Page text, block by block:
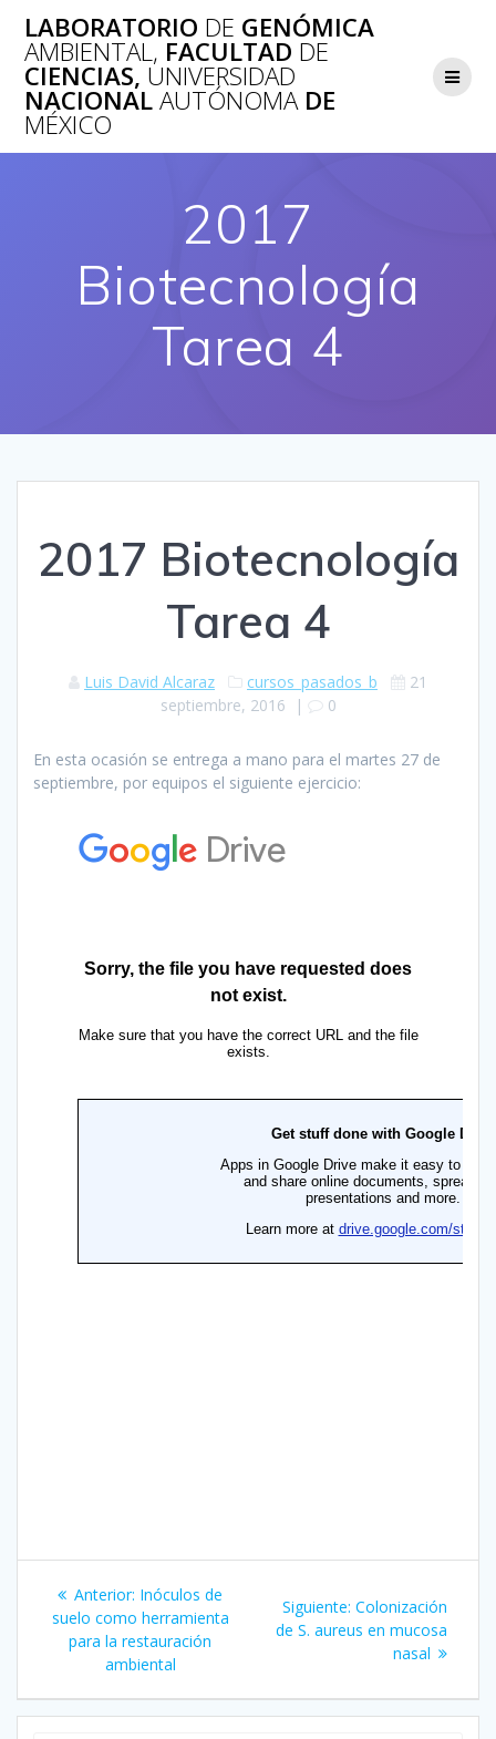
al
contenido
LABORATORIO DE GENÓMICA
AMBIENTAL, FACULTAD DE
CIENCIAS, UNIVERSIDAD
NACIONALAUTÓNOMADE
MÉXICO
2017
Biotecnología
Tarea 4
2017 Biotecnología
Tarea 4
Luis David Alcaraz cursos_pasados_b
21
septiembre, 2016 | 0
En esta ocasión se entrega a mano para el martes 27 de
septiembre, por equipos el siguiente ejercicio:
Navegación
de
entradas
Anterior: Entrada
anterior:
Inóculos de
suelo como herramienta
para la restauración
ambiental
Siguiente: Siguiente
entrada:
Colonización
de S. aureus en mucosa
nasal